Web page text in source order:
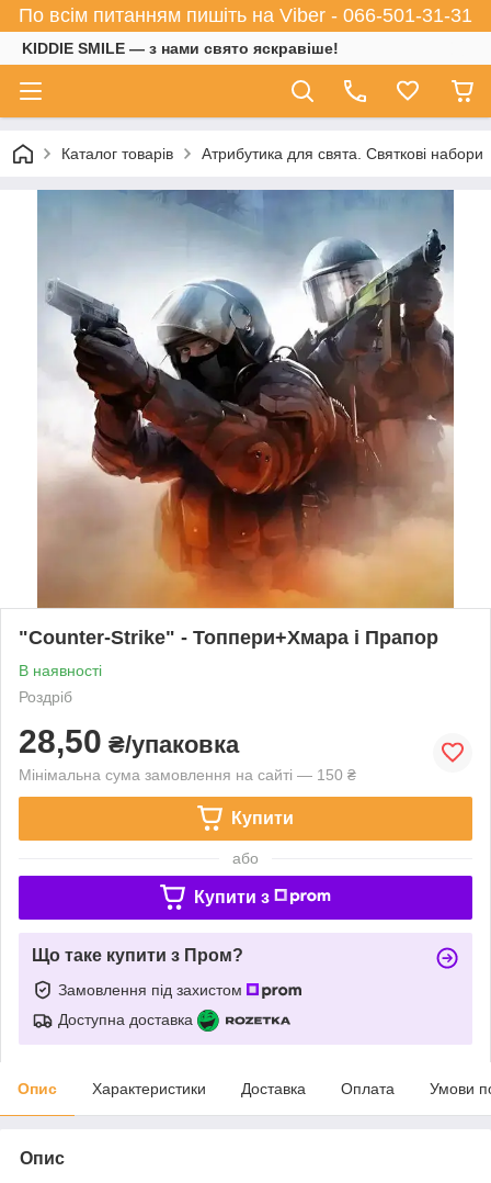
По всім питанням пишіть на Viber - 066-501-31-31
KIDDIE SMILE — з нами свято яскравіше!
Каталог товарів Атрибутика для свята. Святкові набори
"Counter-Strike" - Топпери+Хмара і Прапор
В наявності
Роздріб
28,50 ₴/упаковка
Мінімальна сума замовлення на сайті — 150 ₴
Купити
або
Купити з
Що таке купити з Пром?
Замовлення під захистом
Доступна доставка
Опис Характеристики Доставка Оплата Умови
Опис